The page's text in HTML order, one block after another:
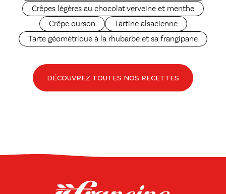
Crêpes légères au chocolat verveine et menthe
Crêpe ourson
Tartine alsacienne
Tarte géométrique à la rhubarbe et sa frangipane
DÉCOUVREZ TOUTES NOS RECETTES